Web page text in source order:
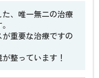
、唯一無二の治療
重要な治療ですの
整っています！